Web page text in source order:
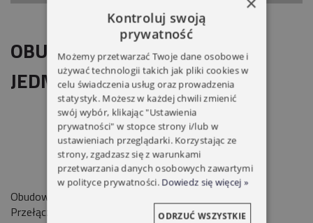
OBUDOWA NATYNKOWA
JEDNOKROTNA YOODA
Obudowa
Przełącznik rodzaju obrotowego.
Kontroluj swoją
prywatność
Możemy przetwarzać Twoje dane osobowe i
używać technologii takich jak pliki cookies w
celu świadczenia usług oraz prowadzenia
statystyk. Możesz w każdej chwili zmienić
swój wybór, klikając "Ustawienia
prywatności" w stopce strony i/lub w
ustawieniach przeglądarki. Korzystając ze
strony, zgadzasz się z warunkami
przetwarzania danych osobowych zawartymi
w polityce prywatności. Dowiedz się więcej »
ODRZUĆ WSZYSTKIE